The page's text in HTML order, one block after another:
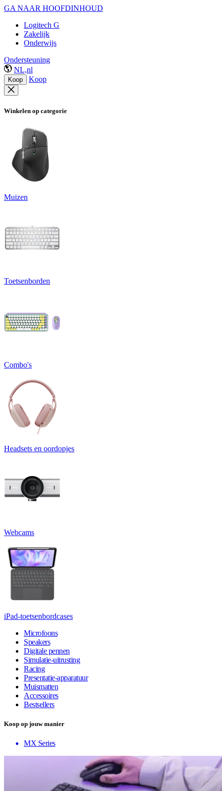
GA NAAR HOOFDINHOUD
Logitech G
Zakelijk
Onderwijs
Ondersteuning
NL,nl
Koop Koop
Winkelen op categorie
Muizen
Toetsenborden
Combo's
Headsets en oordopjes
Webcams
iPad-toetsenbordcases
Microfoons
Speakers
Digitale pennen
Simulatie-uitrusting
Racing
Presentatie-apparatuur
Muismatten
Accessoires
Bestsellers
Koop op jouw manier
MX Series